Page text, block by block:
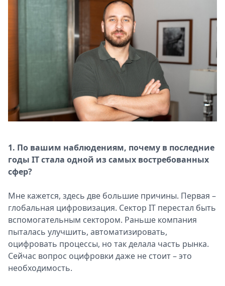
Выставки
Пресс-
релизы
Стримы
Спецпроекты
Звезды
2026
Скачай
1. По вашим наблюдениям, почему в последние
годы IT стала одной из самых востребованных
сфер?
Мне кажется, здесь две большие причины. Первая –
глобальная цифровизация. Сектор IT перестал быть
вспомогательным сектором. Раньше компания
пыталась улучшить, автоматизировать,
оцифровать процессы, но так делала часть рынка.
Сейчас вопрос оцифровки даже не стоит – это
необходимость.